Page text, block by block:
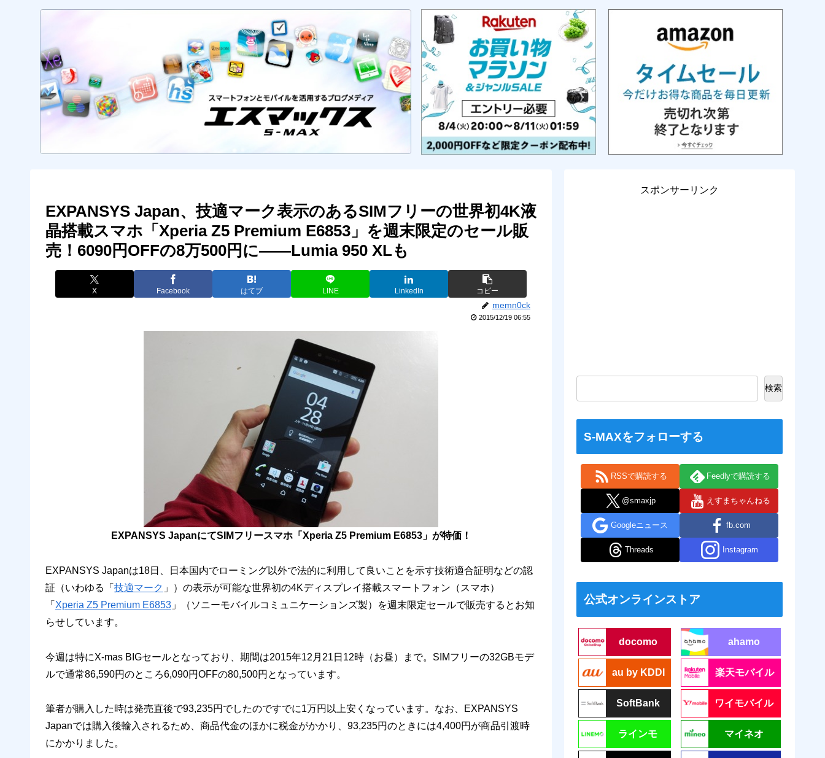
EXPANSYS Japan、技適マーク表示のあるSIMフリーの世界初4K液
晶搭載スマホ「Xperia Z5 Premium E6853」を週末限定のセール販
売！6090円OFFの8万500円に――Lumia 950 XLも
X Facebook はてブ LINE LinkedIn コピー
memn0ck
2015/12/19 06:55
EXPANSYS JapanにてSIMフリースマホ「Xperia Z5 Premium E6853」が特価！
EXPANSYS Japanは18日、日本国内でローミング以外で法的に利用して良いことを示す技術適合証明などの認
証（いわゆる「 技適マーク 」）の表示が可能な世界初の4Kディスプレイ搭載スマートフォン（スマホ）
「 Xperia Z5 Premium E6853 」（ソニーモバイルコミュニケーションズ製）を週末限定セールで販売するとお知
らせしています。
今週は特にX-mas BIGセールとなっており、期間は2015年12月21日12時（お昼）まで。SIMフリーの32GBモデ
ルで通常86,590円のところ6,090円OFFの80,500円となっています。
筆者が購入した時は発売直後で93,235円でしたのですでに1万円以上安くなっています。なお、EXPANSYS
Japanでは購入後輸入されるため、商品代金のほかに税金がかかり、93,235円のときには4,400円が商品引渡時
にかかりました。
スポンサーリンク
検索
S-MAXをフォローする
RSSで購読する Feedlyで購読する
@smaxjp えすまちゃんねる
Googleニュース fb.com
Threads Instagram
公式オンラインストア
docomo ahamo
au by KDDI 楽天モバイル
SoftBank ワイモバイル
ラインモ マイネオ